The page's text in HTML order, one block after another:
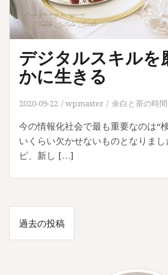
デジタルスキルを
かに生きる
2020-09-22 wpmaster 余白と茶の時間
今の情報化社会で最も重要なのは“
いくらい欠かせないものとなりま
ピ、新し […]
投
稿過去の投稿